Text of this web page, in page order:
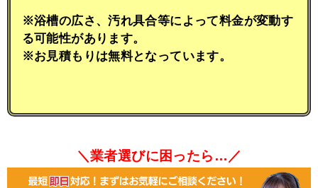
※浴槽の広さ、汚れ具合等によって料金が変動す
る可能性があります。
※お見積もりは無料となっています。
＼業者選びに困ったら…／